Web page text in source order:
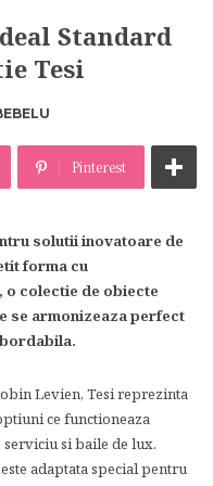
Standard
Tesi
Pinterest
solutii inovatoare de
forma cu
colectie de obiecte
se armonizeaza perfect
Levien, Tesi reprezinta
ce functioneaza
si baile de lux.
adaptata special pentru